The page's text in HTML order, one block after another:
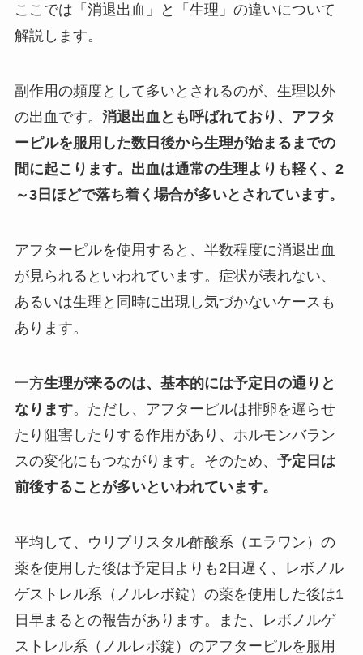
ここでは「消退出血」と「生理」の違いについて
解説します。
副作用の頻度として多いとされるのが、生理以外
の出血です。 消退出血とも呼ばれており、アフタ
ーピルを服用した数日後から生理が始まるまでの
間に起こります。出血は通常の生理よりも軽く、2
～3日ほどで落ち着く場合が多いとされています。
アフターピルを使用すると、半数程度に消退出血
が見られるといわれています。症状が表れない、
あるいは生理と同時に出現し気づかないケースも
あります。
一方生理が来るのは、基本的には予定日の通りと
なります。ただし、アフターピルは排卵を遅らせ
たり阻害したりする作用があり、ホルモンバラン
スの変化にもつながります。そのため、 予定日は
前後することが多いといわれています。
平均して、ウリプリスタル酢酸系（エラワン）の
薬を使用した後は予定日よりも2日遅く、レボノル
ゲストレル系（ノルレボ錠）の薬を使用した後は1
日早まるとの報告があります。また、レボノルゲ
ストレル系（ノルレボ錠）のアフターピルを服用